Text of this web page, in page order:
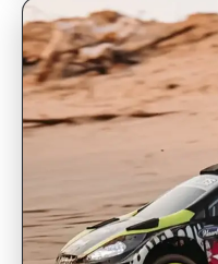
INSCRIPCIONES ABIERTAS